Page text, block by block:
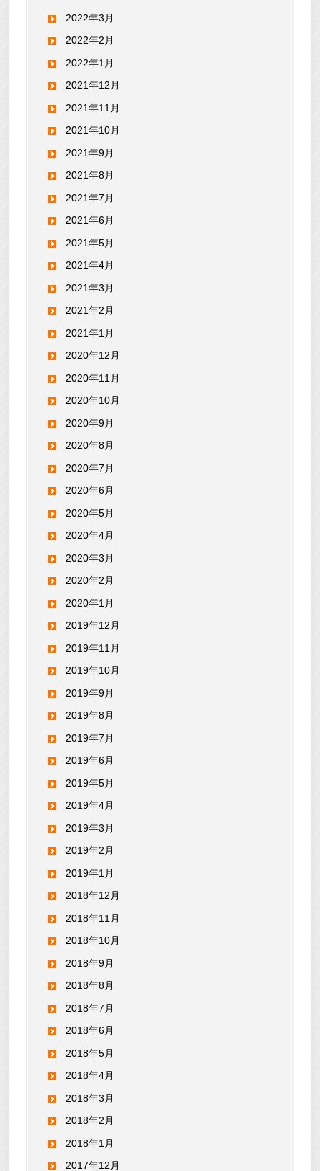
2022年3月
2022年2月
2022年1月
2021年12月
2021年11月
2021年10月
2021年9月
2021年8月
2021年7月
2021年6月
2021年5月
2021年4月
2021年3月
2021年2月
2021年1月
2020年12月
2020年11月
2020年10月
2020年9月
2020年8月
2020年7月
2020年6月
2020年5月
2020年4月
2020年3月
2020年2月
2020年1月
2019年12月
2019年11月
2019年10月
2019年9月
2019年8月
2019年7月
2019年6月
2019年5月
2019年4月
2019年3月
2019年2月
2019年1月
2018年12月
2018年11月
2018年10月
2018年9月
2018年8月
2018年7月
2018年6月
2018年5月
2018年4月
2018年3月
2018年2月
2018年1月
2017年12月